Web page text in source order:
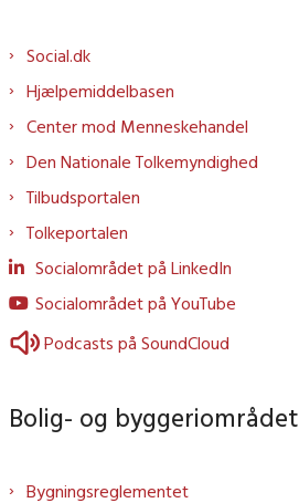
Social.dk
Hjælpemiddelbasen
Center mod Menneskehandel
Den Nationale Tolkemyndighed
Tilbudsportalen
Tolkeportalen
Socialområdet på LinkedIn
Socialområdet på YouTube
Podcasts på SoundCloud
Bolig- og byggeriområdet
Bygningsreglementet